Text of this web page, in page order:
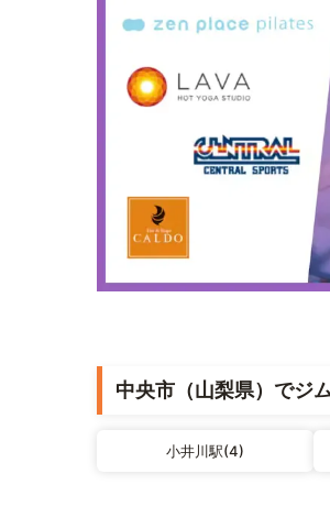
中央市（山梨県）でジ
小井川駅(4)